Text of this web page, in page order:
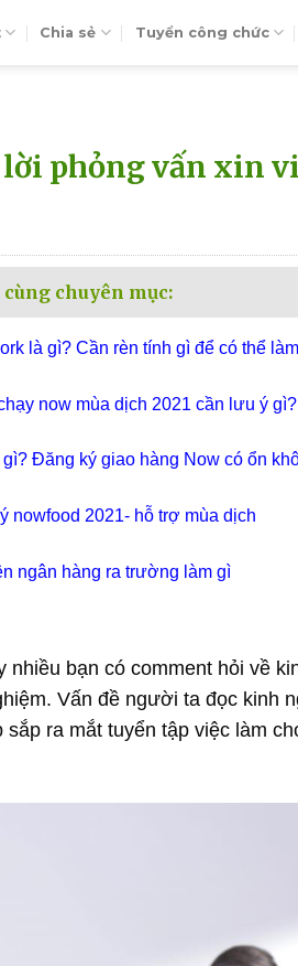
Chia sẻ Tuyển công chức
phỏng vấn xin
chuyên mục:
là gì? Cần rèn tính gì để có thể
now mùa dịch 2021 cần lưu ý gì?
gì? Đăng ký giao hàng Now có ổn
nowfood 2021- hỗ trợ mùa dịch
ngân hàng ra trường làm gì
bạn có comment hỏi về
Vấn đề người ta đọc kinh
ra mắt tuyển tập việc làm